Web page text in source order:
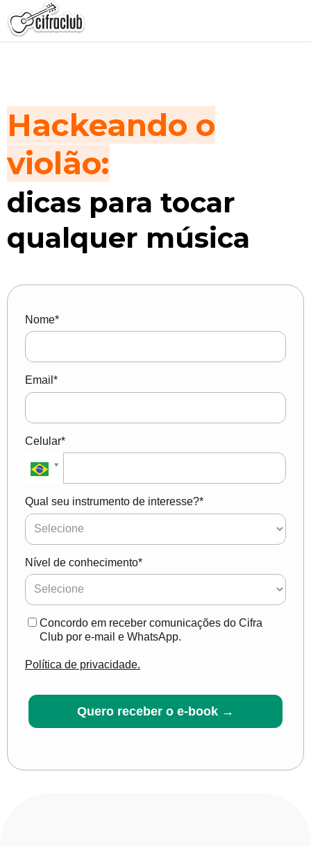
Hackeando o
violão:
dicas para tocar
qualquer música
Nome*
Email*
Celular*
Qual seu instrumento de interesse?*
Nível de conhecimento*
Concordo em receber comunicações do Cifra
Club por e-mail e WhatsApp.
Política de privacidade.
Quero receber o e-book →